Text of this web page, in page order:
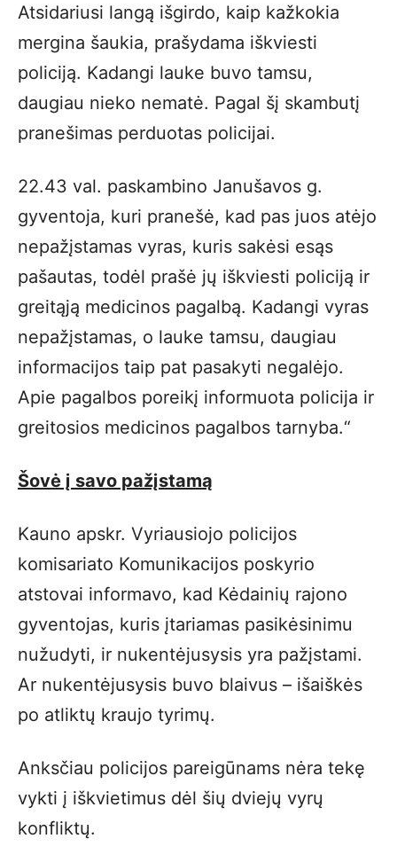
Atsidariusi langą išgirdo, kaip kažkokia
mergina šaukia, prašydama iškviesti
policiją. Kadangi lauke buvo tamsu,
daugiau nieko nematė. Pagal šį skambutį
pranešimas perduotas policijai.
22.43 val. paskambino Janušavos g.
gyventoja, kuri pranešė, kad pas juos atėjo
nepažįstamas vyras, kuris sakėsi esąs
pašautas, todėl prašė jų iškviesti policiją ir
greitąją medicinos pagalbą. Kadangi vyras
nepažįstamas, o lauke tamsu, daugiau
informacijos taip pat pasakyti negalėjo.
Apie pagalbos poreikį informuota policija ir
greitosios medicinos pagalbos tarnyba.“
Šovė į savo pažįstamą
Kauno apskr. Vyriausiojo policijos
komisariato Komunikacijos poskyrio
atstovai informavo, kad Kėdainių rajono
gyventojas, kuris įtariamas pasikėsinimu
nužudyti, ir nukentėjusysis yra pažįstami.
Ar nukentėjusysis buvo blaivus – išaiškės
po atliktų kraujo tyrimų.
Anksčiau policijos pareigūnams nėra tekę
vykti į iškvietimus dėl šių dviejų vyrų
konfliktų.